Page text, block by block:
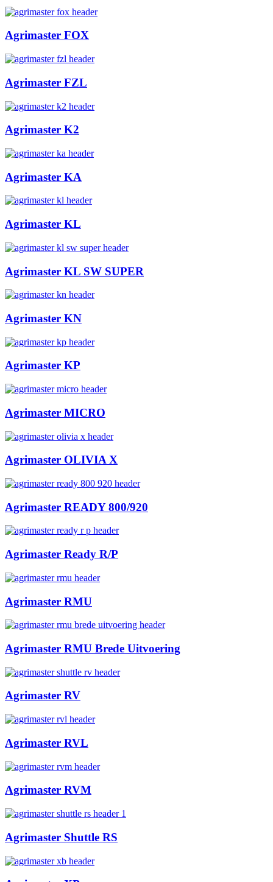
Agrimaster FOX
Agrimaster FZL
Agrimaster K2
Agrimaster KA
Agrimaster KL
Agrimaster KL SW SUPER
Agrimaster KN
Agrimaster KP
Agrimaster MICRO
Agrimaster OLIVIA X
Agrimaster READY 800/920
Agrimaster Ready R/P
Agrimaster RMU
Agrimaster RMU Brede Uitvoering
Agrimaster RV
Agrimaster RVL
Agrimaster RVM
Agrimaster Shuttle RS